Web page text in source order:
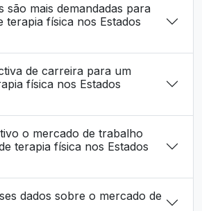
são mais demandadas para
terapia física nos Estados
de carreira para um
física nos Estados
o mercado de trabalho
terapia física nos Estados
dados sobre o mercado de